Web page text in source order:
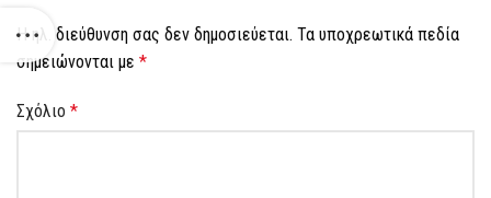
Η ηλ. διεύθυνση σας δεν δημοσιεύεται. Τα υποχρεωτικά πεδία
σημειώνονται με *
Σχόλιο *